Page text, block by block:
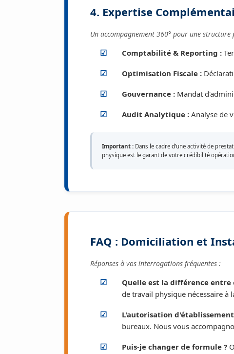
4. Expertise
Un accompagnement 360° pour une structure
Comptabilité & Reporting :
Optimisation Fiscale :
Gouvernance : Mandat
Audit Analytique : Analyse de
Important : Dans le cadre d’une activité de
physique est le garant de votre crédibilité
FAQ : Domiciliation et
Réponses à vos interrogations fréquentes :
Quelle est la différence
de travail physique nécessaire à
L'autorisation
bureaux. Nous vous
Puis-je changer de formule ?